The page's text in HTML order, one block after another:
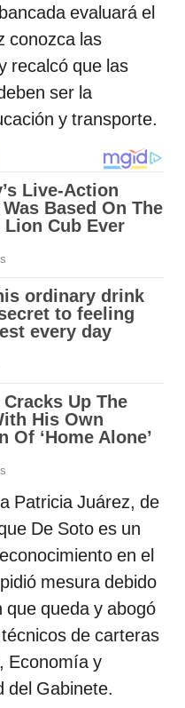
evaluará el
conozca las
recalcó que las
ser la
y transporte.
Patricia Juárez, de
De Soto es un
en el
mesura debido
queda y abogó
de carteras
Economía y
del Gabinete.